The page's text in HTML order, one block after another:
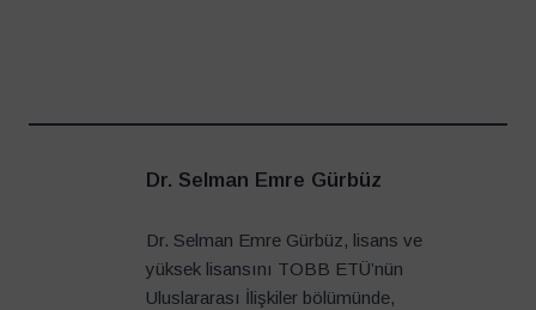
Dr. Selman Emre Gürbüz
Dr. Selman Emre Gürbüz, lisans ve
yüksek lisansını TOBB ETÜ’nün
Uluslararası İlişkiler bölümünde,